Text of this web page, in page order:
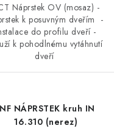
Náprstek OV (mosaz) -
k posuvným dveřím -
do profilu dveří -
k pohodlnému vytáhnutí
dveří
NÁPRSTEK kruh IN
16.310 (nerez)